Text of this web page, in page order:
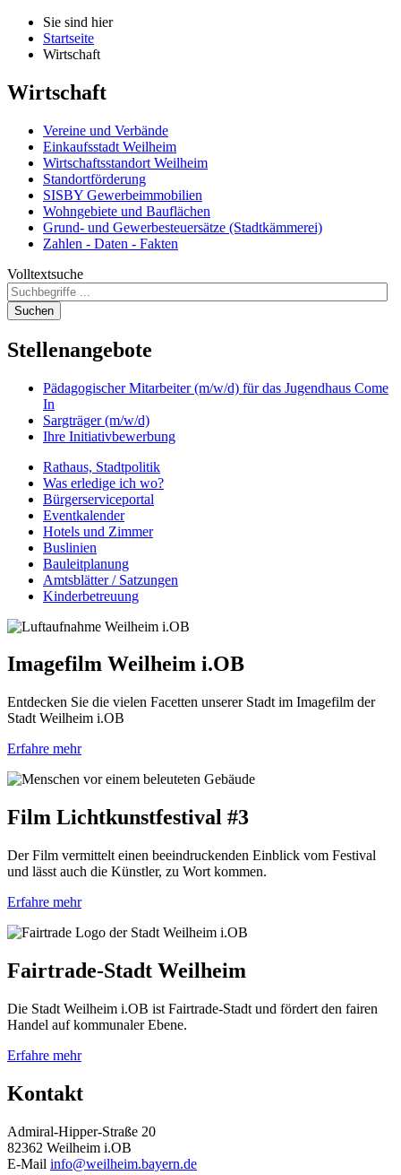
Sie sind hier
Startseite
Wirtschaft
Wirtschaft
Vereine und Verbände
Einkaufsstadt Weilheim
Wirtschaftsstandort Weilheim
Standortförderung
SISBY Gewerbeimmobilien
Wohngebiete und Bauflächen
Grund- und Gewerbesteuersätze (Stadtkämmerei)
Zahlen - Daten - Fakten
Volltextsuche
Suchen
Stellenangebote
Pädagogischer Mitarbeiter (m/w/d) für das Jugendhaus Come
In
Sargträger (m/w/d)
Ihre Initiativbewerbung
Rathaus, Stadtpolitik
Was erledige ich wo?
Bürgerserviceportal
Eventkalender
Hotels und Zimmer
Buslinien
Bauleitplanung
Amtsblätter / Satzungen
Kinderbetreuung
Imagefilm Weilheim i.OB
Entdecken Sie die vielen Facetten unserer Stadt im Imagefilm der
Stadt Weilheim i.OB
Erfahre mehr
Film Lichtkunstfestival #3
Der Film vermittelt einen beeindruckenden Einblick vom Festival
und lässt auch die Künstler, zu Wort kommen.
Erfahre mehr
Fairtrade-Stadt Weilheim
Die Stadt Weilheim i.OB ist Fairtrade-Stadt und fördert den fairen
Handel auf kommunaler Ebene.
Erfahre mehr
Kontakt
Admiral-Hipper-Straße 20
82362 Weilheim i.OB
E-Mail info@weilheim.bayern.de